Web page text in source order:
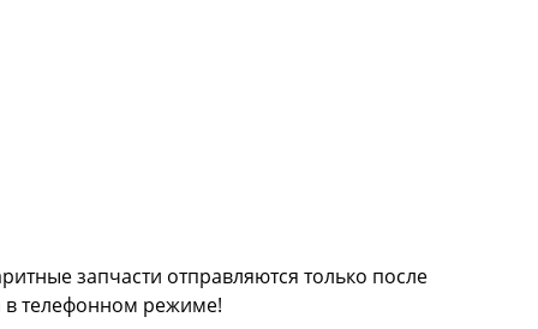
запчасти отправляются только после
в телефонном режиме!